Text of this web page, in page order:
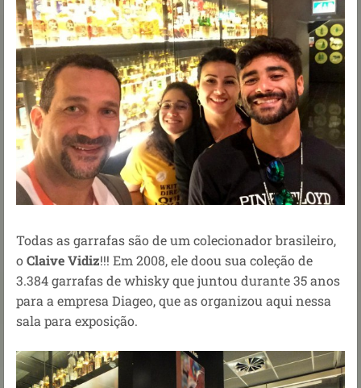
Todas as garrafas são de um colecionador brasileiro,
oClaive Vidiz!!! Em 2008, ele doou sua coleção de
3.384 garrafas de whisky que juntou durante 35 anos
para a empresa Diageo, que as organizou aqui nessa
sala para exposição.